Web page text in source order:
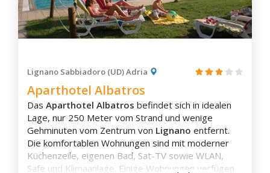
San Pier d'Isonzo
Savogna d'Isonzo
Staranzano
Villesse
Amaro
Ampezzo
Arta Terme
Cavazzo Carnico
Comeglians
Lignano Sabbiadoro (UD) Adria
Aparthotel Albatros
Das Aparthotel Albatros befindet sich in idealen
Lage, nur 250 Meter vom Strand und wenige
Gehminuten vom Zentrum von Lignano entfernt.
Die komfortablen Wohnungen sind mit moderner
Küchenzeile, eigenen Bad, Sat-TV sowie WLAN,
Safe und Klimaanlage. Einige Wohnungen verfügen